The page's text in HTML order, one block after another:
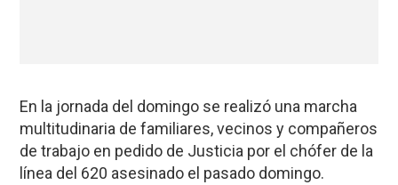
En la jornada del domingo se realizó una marcha
multitudinaria de familiares, vecinos y compañeros
de trabajo en pedido de Justicia por el chófer de la
línea del 620 asesinado el pasado domingo.